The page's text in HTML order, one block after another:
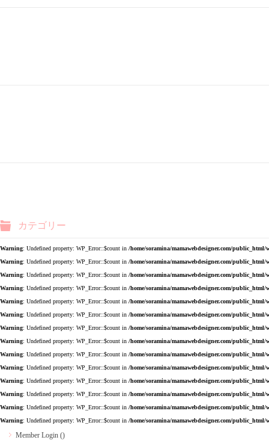
カテゴリー
Warning: Undefined property: WP_Error::$count in /home/soramina/mamawebdesigner.com/
Warning: Undefined property: WP_Error::$count in /home/soramina/mamawebdesigner.com/
Warning: Undefined property: WP_Error::$count in /home/soramina/mamawebdesigner.com/
Warning: Undefined property: WP_Error::$count in /home/soramina/mamawebdesigner.com/
Warning: Undefined property: WP_Error::$count in /home/soramina/mamawebdesigner.com/
Warning: Undefined property: WP_Error::$count in /home/soramina/mamawebdesigner.com/
Warning: Undefined property: WP_Error::$count in /home/soramina/mamawebdesigner.com/
Warning: Undefined property: WP_Error::$count in /home/soramina/mamawebdesigner.com/
Warning: Undefined property: WP_Error::$count in /home/soramina/mamawebdesigner.com/
Warning: Undefined property: WP_Error::$count in /home/soramina/mamawebdesigner.com/
Warning: Undefined property: WP_Error::$count in /home/soramina/mamawebdesigner.com/
Warning: Undefined property: WP_Error::$count in /home/soramina/mamawebdesigner.com/
Warning: Undefined property: WP_Error::$count in /home/soramina/mamawebdesigner.com/
Warning: Undefined property: WP_Error::$count in /home/soramina/mamawebdesigner.com/
Member Login ()